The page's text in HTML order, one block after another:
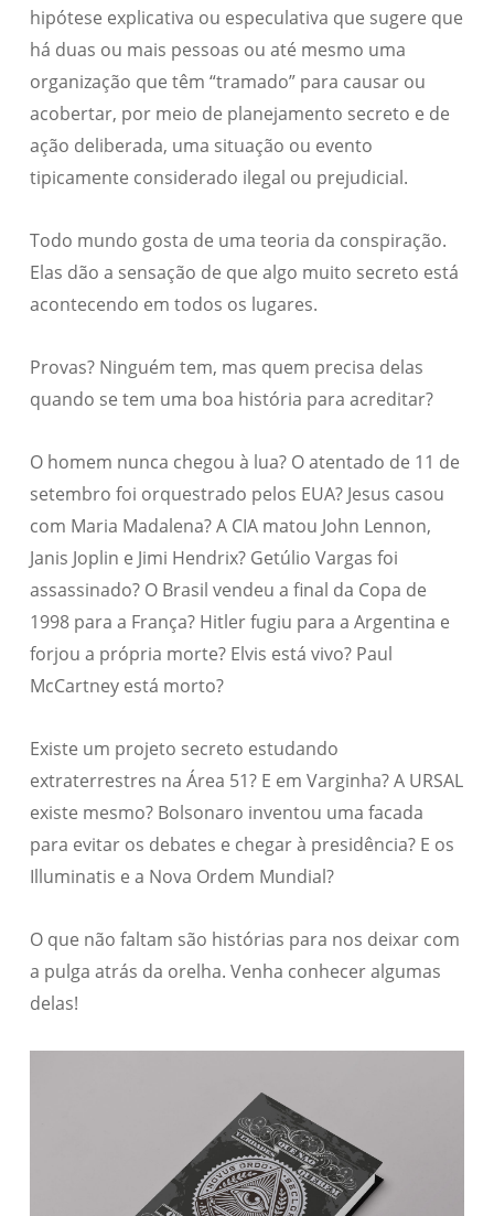
hipótese explicativa ou especulativa que sugere que
há duas ou mais pessoas ou até mesmo uma
organização que têm “tramado” para causar ou
acobertar, por meio de planejamento secreto e de
ação deliberada, uma situação ou evento
tipicamente considerado ilegal ou prejudicial.
Todo mundo gosta de uma teoria da conspiração.
Elas dão a sensação de que algo muito secreto está
acontecendo em todos os lugares.
Provas? Ninguém tem, mas quem precisa delas
quando se tem uma boa história para acreditar?
O homem nunca chegou à lua? O atentado de 11 de
setembro foi orquestrado pelos EUA? Jesus casou
com Maria Madalena? A CIA matou John Lennon,
Janis Joplin e Jimi Hendrix? Getúlio Vargas foi
assassinado? O Brasil vendeu a final da Copa de
1998 para a França? Hitler fugiu para a Argentina e
forjou a própria morte? Elvis está vivo? Paul
McCartney está morto?
Existe um projeto secreto estudando
extraterrestres na Área 51? E em Varginha? A URSAL
existe mesmo? Bolsonaro inventou uma facada
para evitar os debates e chegar à presidência? E os
Illuminatis e a Nova Ordem Mundial?
O que não faltam são histórias para nos deixar com
a pulga atrás da orelha. Venha conhecer algumas
delas!